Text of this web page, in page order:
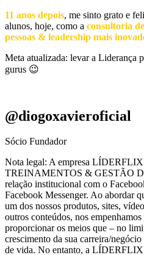
11 anos depois, me sinto grato e
alunos, hoje, como a consultoria
pessoas & leadership mais
Meta atualizada: levar a Liderança
gurus 😉
@diogoxavieroficial
Sócio Fundador
Nota legal: A empresa
TREINAMENTOS & GESTÃO
relação institucional com o
Facebook Messenger. Ao abordar
um dos nossos produtos, sites,
outros conteúdos, nos
proporcionar os meios que – no
crescimento da sua carreira/
de vida. No entanto, a